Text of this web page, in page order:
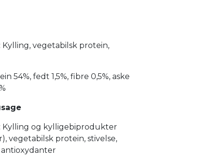
Kylling, vegetabilsk protein,
54%, fedt 1,5%, fibre 0,5%, aske
Kylling og kylligebiprodukter
vegetabilsk protein, stivelse,
antioxydanter